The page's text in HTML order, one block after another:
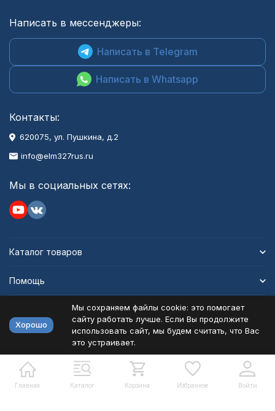
Главная Каталог Корзина Избранное Войти
Написать в мессенджеры:
Написать в Telegram
Написать в Whatsapp
Контакты:
620075, ул. Пушкина, д.2
info@elm327rus.ru
Мы в социальных сетях:
Каталог товаров
Помощь
Политика персональных данных
Разработано в bodysite.ru
Хорошо
Мы сохраняем файлы cookie: это помогает
сайту работать лучше. Если Вы продолжите
использовать сайт, мы будем считать, что Вас
это устраивает.